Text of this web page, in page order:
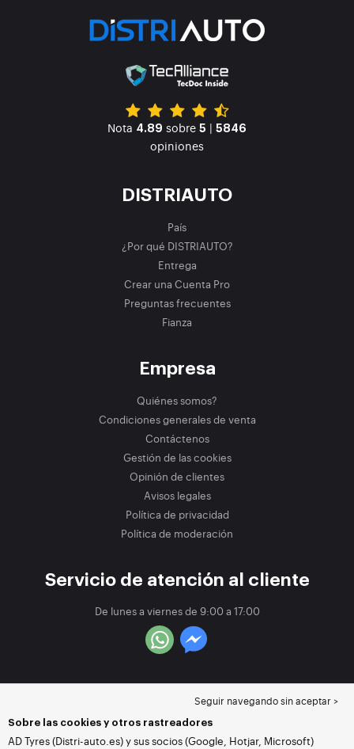
Nota 4.89 sobre 5 | 5846
opiniones
DISTRIAUTO
País
¿Por qué DISTRIAUTO?
Entrega
Crear una Cuenta Pro
Preguntas frecuentes
Fianza
Empresa
Quiénes somos?
Condiciones generales de venta
Contáctenos
Gestión de las cookies
Opinión de clientes
Avisos legales
Política de privacidad
Política de moderación
Servicio de atención al cliente
De lunes a viernes de 9:00 a 17:00
Seguir navegando sin aceptar >
Sobre las cookies y otros rastreadores
AD Tyres (Distri-auto.es) y sus socios (Google, Hotjar, Microsoft)